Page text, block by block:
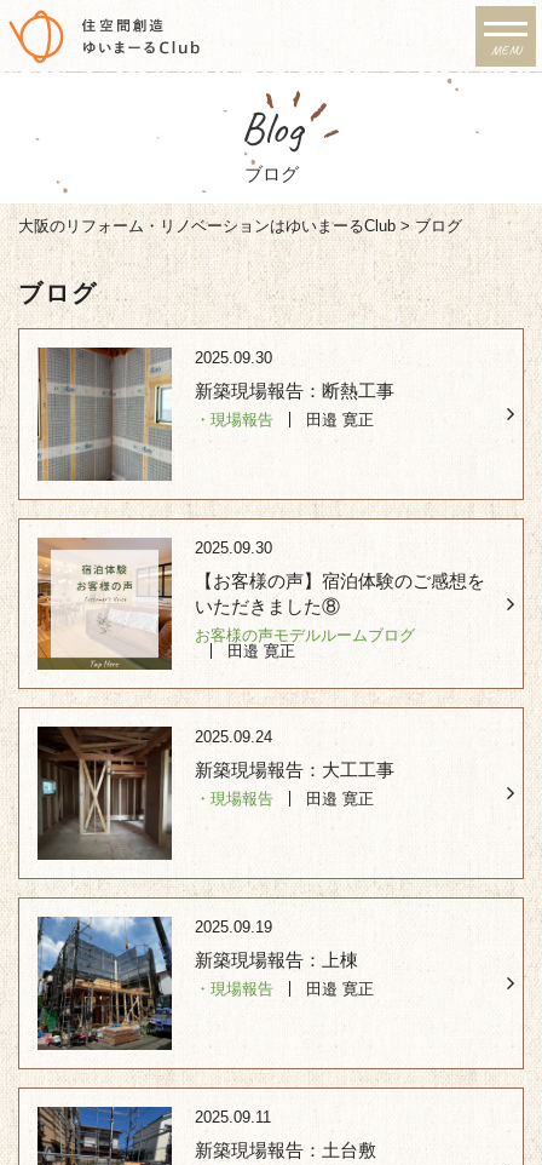
リノベーション・注文住宅
のゆいまーるClub
MENU
Blog
ブログ
大阪のリフォーム・リノベーションはゆいまーるClub > ブログ
ブログ
2025.09.30
新築現場報告：断熱工事
・現場報告 田邉 寛正
2025.09.30
【お客様の声】宿泊体験のご感想を
いただきました⑧
お客様の声モデルルームブログ
田邉 寛正
2025.09.24
新築現場報告：大工工事
・現場報告 田邉 寛正
2025.09.19
新築現場報告：上棟
・現場報告 田邉 寛正
2025.09.11
新築現場報告：土台敷